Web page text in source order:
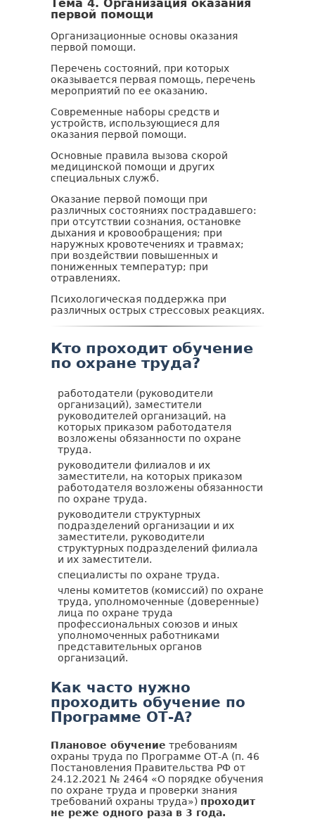
Тема 4. Организация оказания
первой помощи
Организационные основы оказания
первой помощи.
Перечень состояний, при которых
оказывается первая помощь, перечень
мероприятий по ее оказанию.
Современные наборы средств и
устройств, использующиеся для
оказания первой помощи.
Основные правила вызова скорой
медицинской помощи и других
специальных служб.
Оказание первой помощи при
различных состояниях пострадавшего:
при отсутствии сознания, остановке
дыхания и кровообращения; при
наружных кровотечениях и травмах;
при воздействии повышенных и
пониженных температур; при
отравлениях.
Психологическая поддержка при
различных острых стрессовых реакциях.
Кто проходит обучение
по охране труда?
работодатели (руководители
организаций), заместители
руководителей организаций, на
которых приказом работодателя
возложены обязанности по охране
труда.
руководители филиалов и их
заместители, на которых приказом
работодателя возложены обязанности
по охране труда.
руководители структурных
подразделений организации и их
заместители, руководители
структурных подразделений филиала
и их заместители.
специалисты по охране труда.
члены комитетов (комиссий) по охране
труда, уполномоченные (доверенные)
лица по охране труда
профессиональных союзов и иных
уполномоченных работниками
представительных органов
организаций.
Как часто нужно
проходить обучение по
Программе ОТ-А?
Плановое обучение требованиям
охраны труда по Программе ОТ-А (п. 46
Постановления Правительства РФ от
24.12.2021 № 2464 «О порядке обучения
по охране труда и проверки знания
требований охраны труда») проходит
не реже одного раза в 3 года.